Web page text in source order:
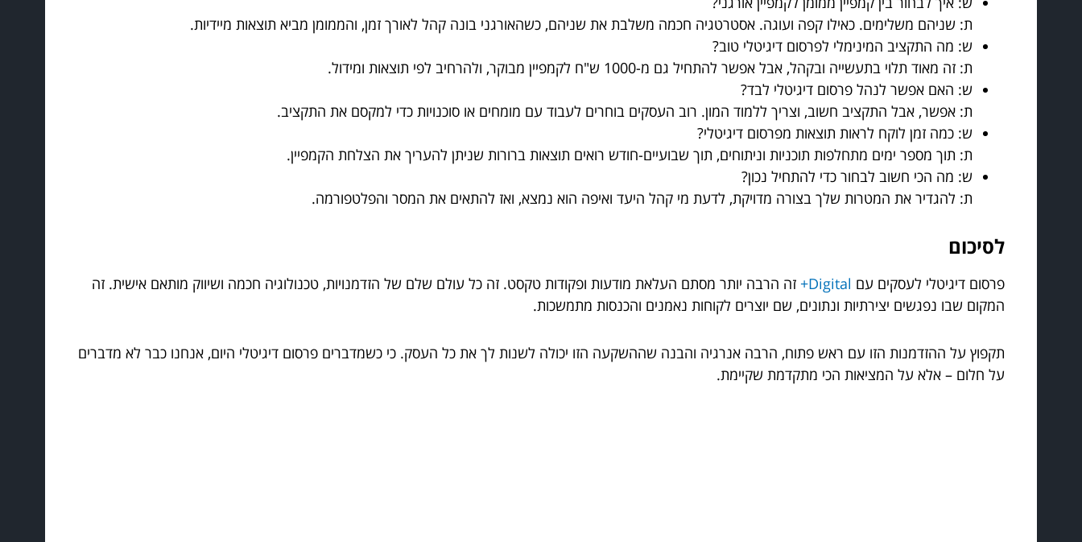
ת: שניהם משלימים. כאילו קפה ועוגה. אסטרטגיה חכמה משלבת את שניהם, כשהאורגני בונה קהל לאורך זמן, והממומן מביא תוצאות מיידיות.
ש: מה התקציב המינימלי לפרסום דיגיטלי טוב?
ת: זה מאוד תלוי בתעשייה ובקהל, אבל אפשר להתחיל גם מ-1000 ש"ח לקמפיין מבוקר, ולהרחיב לפי תוצאות ומידול.
ש: האם אפשר לנהל פרסום דיגיטלי לבד?
ת: אפשר, אבל התקציב חשוב, וצריך ללמוד המון. רוב העסקים בוחרים לעבוד עם מומחים או סוכנויות כדי למקסם את התקציב.
ש: כמה זמן לוקח לראות תוצאות מפרסום דיגיטלי?
ת: תוך מספר ימים מתחלפות תוכניות וניתוחים, תוך שבועיים-חודש רואים תוצאות ברורות שניתן להעריך את הצלחת הקמפיין.
ש: מה הכי חשוב לבחור כדי להתחיל נכון?
ת: להגדיר את המטרות שלך בצורה מדויקת, לדעת מי קהל היעד ואיפה הוא נמצא, ואז להתאים את המסר והפלטפורמה.
לסיכום
פרסום דיגיטלי לעסקים עם Digital+
זה הרבה יותר מסתם העלאת מודעות ופקודות טקסט. זה כל עולם שלם של הזדמנויות, טכנולוגיה חכמה ושיווק מותאם אישית. זה
המקום שבו נפגשים יצירתיות ונתונים, שם יוצרים לקוחות נאמנים והכנסות מתמשכות.
תקפוץ על ההזדמנות הזו עם ראש פתוח, הרבה אנרגיה והבנה שההשקעה הזו יכולה לשנות לך את כל העסק. כי כשמדברים פרסום דיגיטלי היום, אנחנו כבר לא מדברים
על חלום – אלא על המציאות הכי מתקדמת שקיימת.